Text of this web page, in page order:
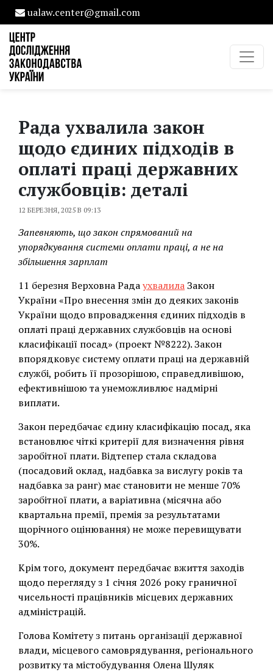
ualaw.center@gmail.com
Рада ухвалила закон
щодо єдиних підходів в
оплаті праці державних
службовців: деталі
12 БЕРЕЗНЯ, 2025 В 09:13
Запевняють, що закон спрямований на
упорядкування системи оплати праці, а не на
збільшення зарплат
11 березня Верховна РадаухвалилаЗакон
України «Про внесення змін до деяких законів
України щодо впровадження єдиних підходів в
оплаті праці державних службовців на основі
класифікації посад» (проект №8222). Закон
впорядковує систему оплати праці на державній
службі, робить її прозорішою, справедливішою,
ефективнішою та унеможливлює надмірні
виплати.
Закон передбачає єдину класифікацію посад, яка
встановлює чіткі критерії для визначення рівня
заробітної плати. Відтепер стала складова
(посадовий оклад, надбавка за вислугу років та
надбавка за ранг) має становити не менше 70%
заробітної плати, а варіативна (місячна або
квартальна премії, премія за результатами
щорічного оцінювання) не може перевищувати
30%.
Крім того, документ передбачає вжиття заходів
щодо перегляду з 1 січня 2026 року граничної
чисельності працівників місцевих державних
адміністрацій.
Голова Комітету з питань організації державної
влади, місцевого самоврядування, регіонального
розвитку та містобудування Олена Шуляк